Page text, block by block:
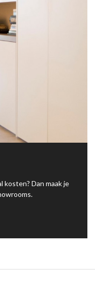
kosten? Dan maak je